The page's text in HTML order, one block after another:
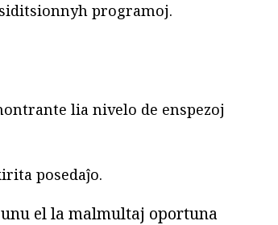
programoj.
lia nivelo de enspezoj
posedaĵo.
el la malmultaj oportuna